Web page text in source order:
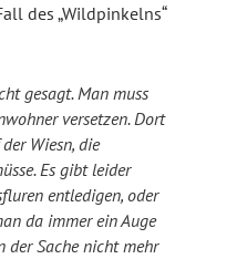
des „Wildpinkelns“
gesagt. Man muss
versetzen. Dort
Wiesn, die
Es gibt leider
entledigen, oder
da immer ein Auge
der Sache nicht mehr